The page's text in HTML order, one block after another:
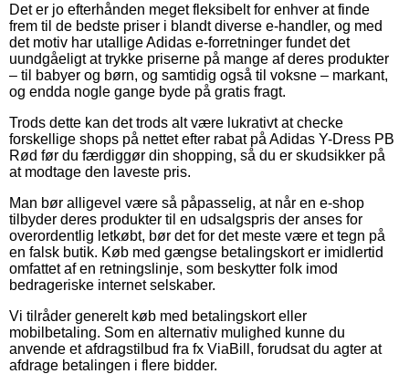
Det er jo efterhånden meget fleksibelt for enhver at finde
frem til de bedste priser i blandt diverse e-handler, og med
det motiv har utallige Adidas e-forretninger fundet det
uundgåeligt at trykke priserne på mange af deres produkter
– til babyer og børn, og samtidig også til voksne – markant,
og endda nogle gange byde på gratis fragt.
Trods dette kan det trods alt være lukrativt at checke
forskellige shops på nettet efter rabat på Adidas Y-Dress PB
Rød før du færdiggør din shopping, så du er skudsikker på
at modtage den laveste pris.
Man bør alligevel være så påpasselig, at når en e-shop
tilbyder deres produkter til en udsalgspris der anses for
overordentlig letkøbt, bør det for det meste være et tegn på
en falsk butik. Køb med gængse betalingskort er imidlertid
omfattet af en retningslinje, som beskytter folk imod
bedrageriske internet selskaber.
Vi tilråder generelt køb med betalingskort eller
mobilbetaling. Som en alternativ mulighed kunne du
anvende et afdragstilbud fra fx ViaBill, forudsat du agter at
afdrage betalingen i flere bidder.